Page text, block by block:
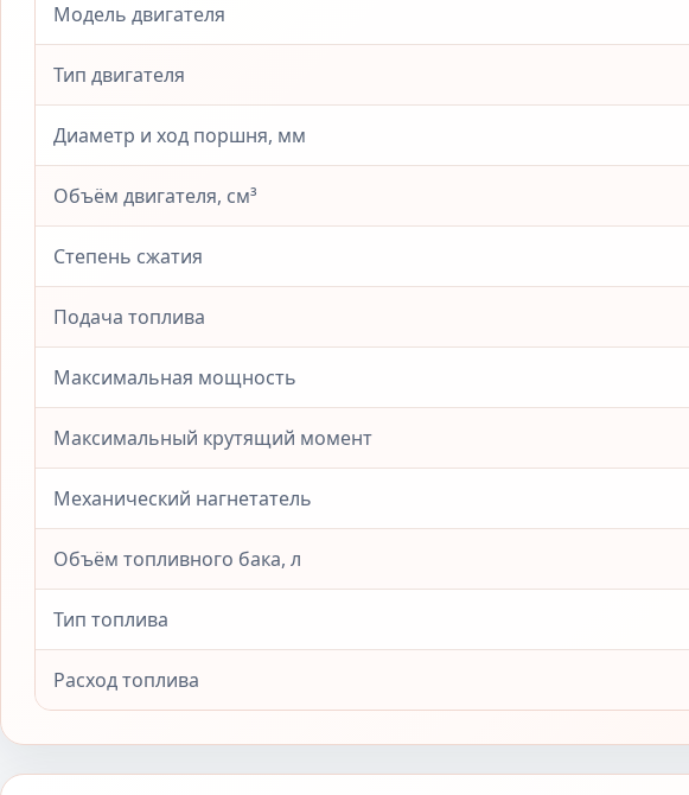
Модель двигателя
Тип двигателя
Диаметр и ход поршня, мм
Объём двигателя, см³
Степень сжатия
Подача топлива
Максимальная мощность
Максимальный крутящий момент
Механический нагнетатель
Объём топливного бака, л
Тип топлива
Расход топлива